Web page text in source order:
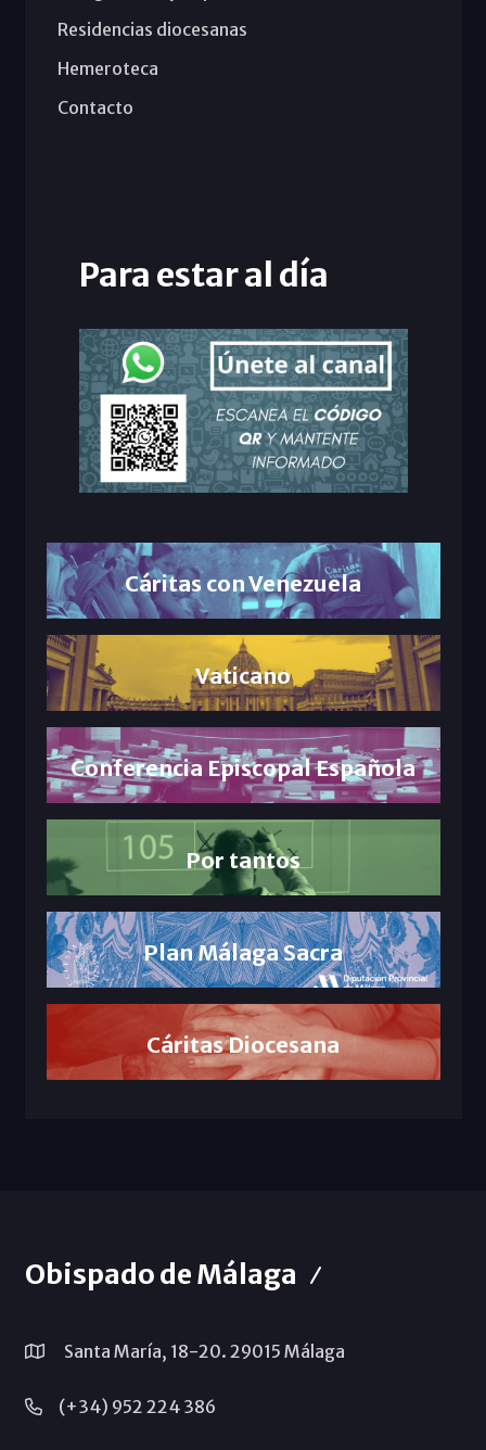
Residencias diocesanas
Hemeroteca
Contacto
Para estar al día
Cáritas con Venezuela
Vaticano
Conferencia Episcopal Española
Por tantos
Plan Málaga Sacra
Cáritas Diocesana
Obispado de Málaga
Santa María, 18-20. 29015 Málaga
(+34) 952 224 386